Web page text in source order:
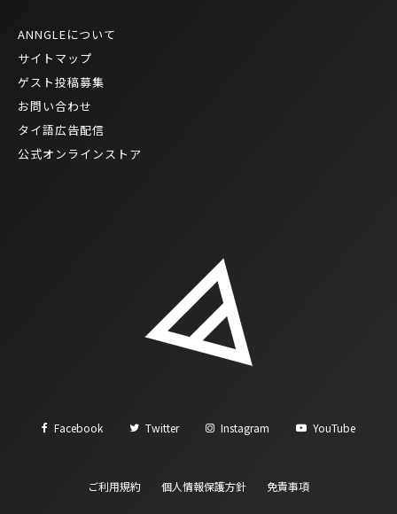
ANNGLEについて
サイトマップ
ゲスト投稿募集
お問い合わせ
タイ語広告配信
公式オンラインストア
Facebook Twitter Instagram YouTube
ご利用規約 個人情報保護方針 免責事項